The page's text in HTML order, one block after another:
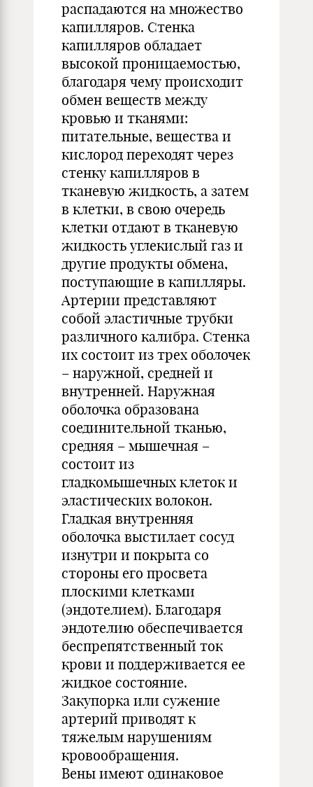
распадаются на множество
капилляров. Стенка
капилляров обладает
высокой проницаемостью,
благодаря чему происходит
обмен веществ между
кровью и тканями:
питательные, вещества и
кислород переходят через
стенку капилляров в
тканевую жидкость, а затем
в клетки, в свою очередь
клетки отдают в тканевую
жидкость углекислый газ и
другие продукты обмена,
поступающие в капилляры.
Артерии представляют
собой эластичные трубки
различного калибра. Стенка
их состоит из трех оболочек
– наружной, средней и
внутренней. Наружная
оболочка образована
соединительной тканью,
средняя – мышечная –
состоит из
гладкомышечных клеток и
эластических волокон.
Гладкая внутренняя
оболочка выстилает сосуд
изнутри и покрыта со
стороны его просвета
плоскими клетками
(эндотелием). Благодаря
эндотелию обеспечивается
беспрепятственный ток
крови и поддерживается ее
жидкое состояние.
Закупорка или сужение
артерий приводят к
тяжелым нарушениям
кровообращения.
Вены имеют одинаковое